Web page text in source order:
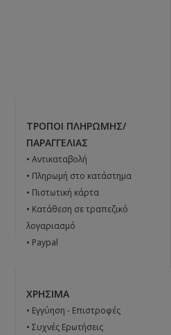
ΤΡΌΠΟΙ ΠΛΗΡΩΜΉΣ/
ΠΑΡΑΓΓΕΛΊΑΣ
• Αντικαταβολή
• Πληρωμή στο κατάστημα
• Πιστωτική κάρτα
• Κατάθεση σε τραπεζικό
λογαριασμό
• Paypal
ΧΡΉΣΙΜΑ
• Εγγύηση - Επιστροφές
• Συχνές Ερωτήσεις